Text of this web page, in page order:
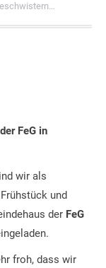
FeG in
wir als
und
der FeG
froh, dass wir